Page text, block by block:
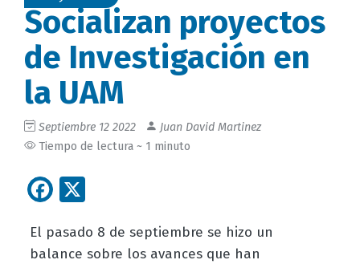
Socializan proyectos
de Investigación en
la UAM
Septiembre 12 2022
Juan David Martinez
Tiempo de lectura ~ 1 minuto
Facebook
El pasado 8 de septiembre se hizo un
balance sobre los avances que han